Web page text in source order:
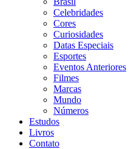
Celebridades
Cores
Curiosidades
Datas Especiais
Esportes
Eventos Anteriores
Filmes
Marcas
Mundo
Números
Estudos
Livros
Contato